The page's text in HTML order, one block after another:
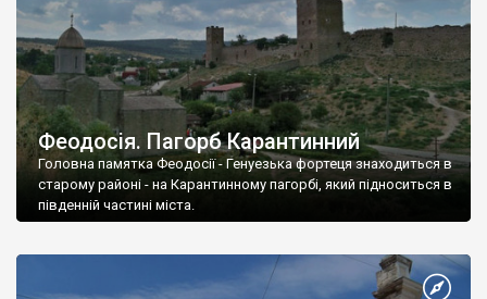
Феодосія. Пагорб Карантинний
Головна памятка Феодосії - Генуезька фортеця знаходиться в
старому районі - на Карантинному пагорбі, який підноситься в
південній частині міста.